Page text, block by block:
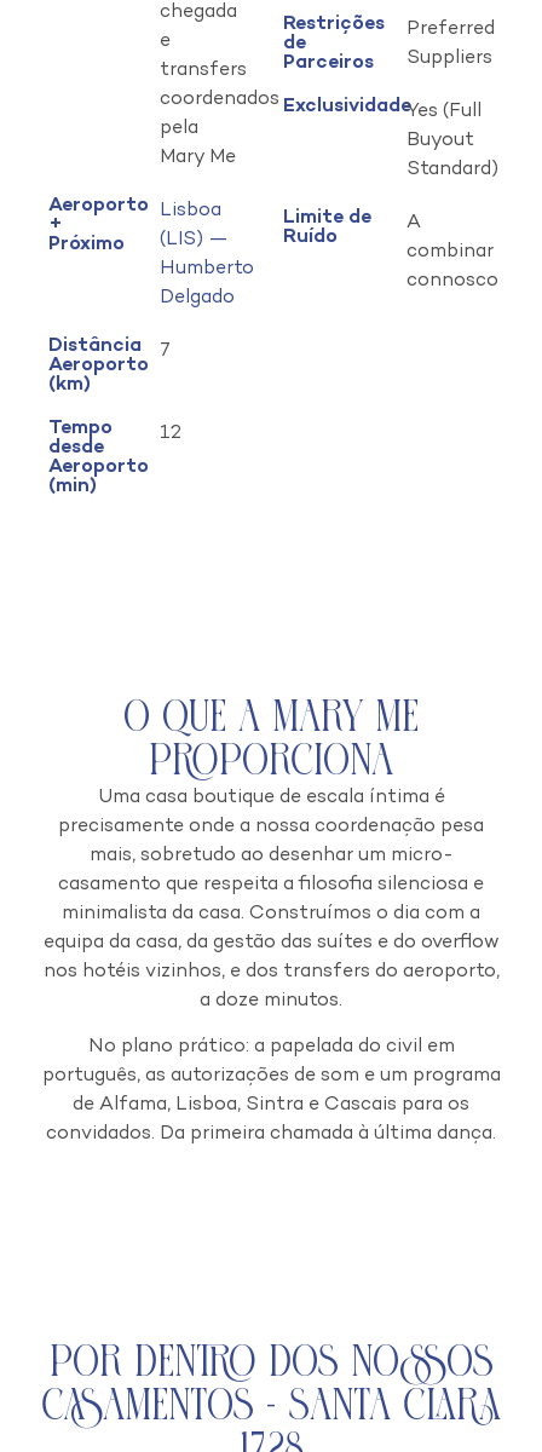
chegada
e
transfers
coordenados
pela
Mary Me
Aeroporto
+
Próximo
Lisboa
(LIS) —
Humberto
Delgado
Distância
Aeroporto
(km)
7
Tempo
desde
Aeroporto
(min)
12
Restrições
de
Parceiros
Preferred
Suppliers
ExclusividadeYes (Full
Buyout
Standard)
Limite de
Ruído
A
combinar
connosco
O que a Mary Me
Proporciona
Uma casa boutique de escala íntima é
precisamente onde a nossa coordenação pesa
mais, sobretudo ao desenhar um micro-
casamento que respeita a filosofia silenciosa e
minimalista da casa. Construímos o dia com a
equipa da casa, da gestão das suítes e do overflow
nos hotéis vizinhos, e dos transfers do aeroporto,
a doze minutos.
No plano prático: a papelada do civil em
português, as autorizações de som e um programa
de Alfama, Lisboa, Sintra e Cascais para os
convidados. Da primeira chamada à última dança.
Por Dentro dos Nossos
Casamentos - Santa Clara